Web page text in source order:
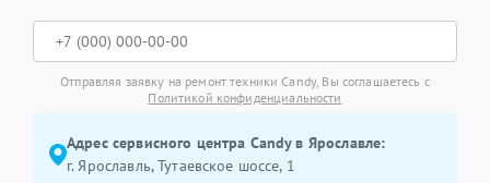
Отправляя заявку на ремонт техники Candy, Вы соглашаетесь с
Политикой конфиденциальности
Адрес сервисного центра Candy в Ярославле:
г. Ярославль, Тутаевское шоссе, 1